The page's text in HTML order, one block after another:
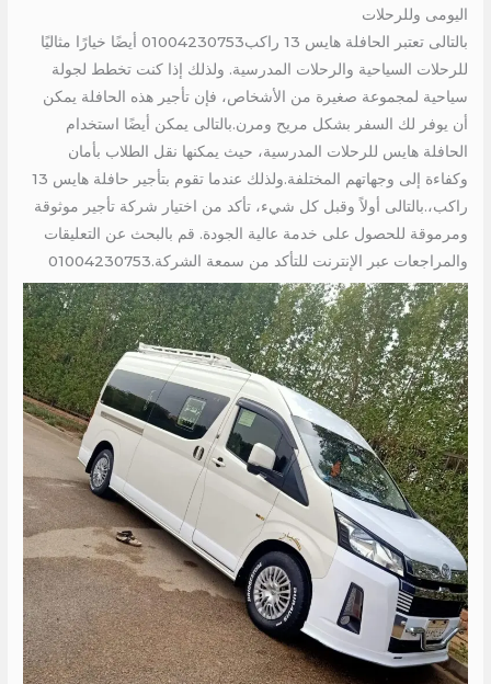
اليومى وللرحلات
بالتالى تعتبر الحافلة هايس 13 راكب01004230753 أيضًا خيارًا مثاليًا
للرحلات السياحية والرحلات المدرسية. ولذلك إذا كنت تخطط لجولة
سياحية لمجموعة صغيرة من الأشخاص، فإن تأجير هذه الحافلة يمكن
أن يوفر لك السفر بشكل مريح ومرن.بالتالى يمكن أيضًا استخدام
الحافلة هايس للرحلات المدرسية، حيث يمكنها نقل الطلاب بأمان
وكفاءة إلى وجهاتهم المختلفة.ولذلك عندما تقوم بتأجير حافلة هايس 13
راكب،.بالتالى أولاً وقبل كل شيء، تأكد من اختيار شركة تأجير موثوقة
ومرموقة للحصول على خدمة عالية الجودة. قم بالبحث عن التعليقات
والمراجعات عبر الإنترنت للتأكد من سمعة الشركة.01004230753